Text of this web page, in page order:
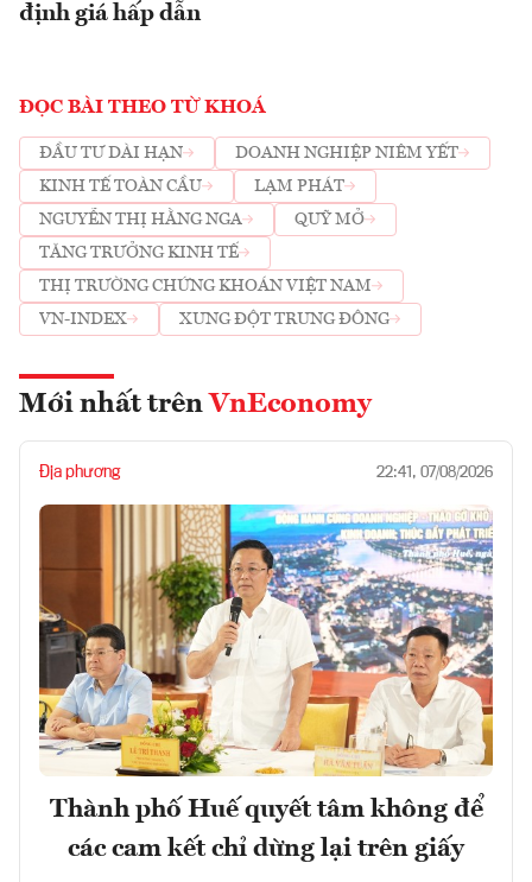
định giá hấp dẫn
ĐỌC BÀI THEO TỪ KHOÁ
ĐẦU TƯ DÀI HẠN
DOANH NGHIỆP NIÊM YẾT
KINH TẾ TOÀN CẦU
LẠM PHÁT
NGUYỄN THỊ HẰNG NGA
QUỸ MỞ
TĂNG TRƯỞNG KINH TẾ
THỊ TRƯỜNG CHỨNG KHOÁN VIỆT NAM
VN-INDEX
XUNG ĐỘT TRUNG ĐÔNG
Mới nhất trên VnEconomy
Địa phương 22:41, 07/08/2026
Thành phố Huế quyết tâm không để
các cam kết chỉ dừng lại trên giấy